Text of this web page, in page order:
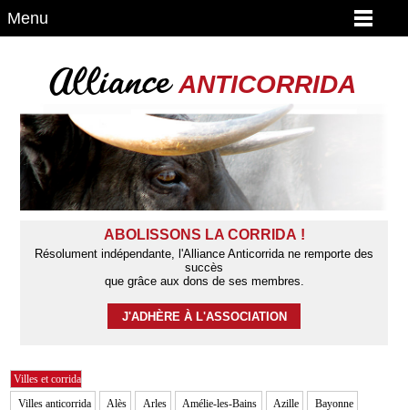
Menu
AllianceANTICORRIDA
ABOLISSONS LA CORRIDA !
Résolument indépendante, l'Alliance Anticorrida ne remporte des
succès
que grâce aux dons de ses membres.
J'ADHÈRE À L'ASSOCIATION
Villes et corrida
Villes anticorrida Alès Arles Amélie-les-Bains Azille Bayonne